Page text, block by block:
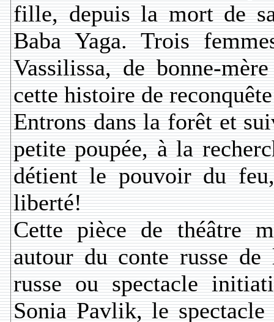
fille, depuis la mort de
Baba Yaga. Trois
Vassilissa, de bonne-
cette histoire de
Entrons dans la forêt et
petite poupée, à la
détient le pouvoir du
liberté!
Cette pièce de théâtre
autour du conte russe
russe ou spectacle
Sonia Pavlik, le spectacle